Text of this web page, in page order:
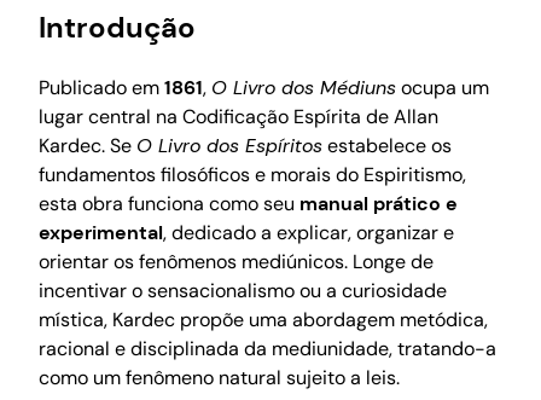
Introdução
Publicado em1861, O Livro dos Médiunsocupa um
lugar central na Codificação Espírita de Allan
Kardec. Se O Livro dos Espíritosestabelece os
fundamentos filosóficos e morais do Espiritismo,
esta obra funciona como seu manual prático e
experimental, dedicado a explicar, organizar e
orientar os fenômenos mediúnicos. Longe de
incentivar o sensacionalismo ou a curiosidade
mística, Kardec propõe uma abordagem metódica,
racional e disciplinada da mediunidade, tratando-a
como um fenômeno natural sujeito a leis.